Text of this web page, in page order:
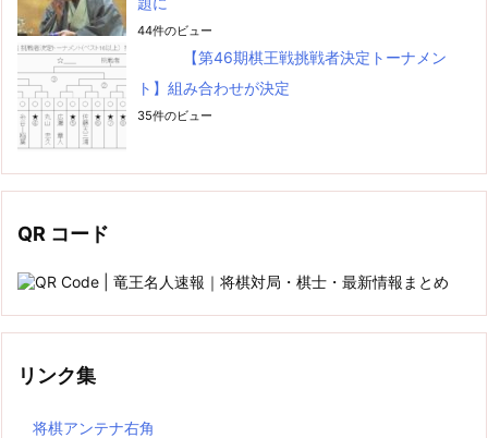
44件のビュー
【第46期棋王戦挑戦者決定トーナメン
ト】組み合わせが決定
35件のビュー
QR コード
リンク集
将棋アンテナ右角